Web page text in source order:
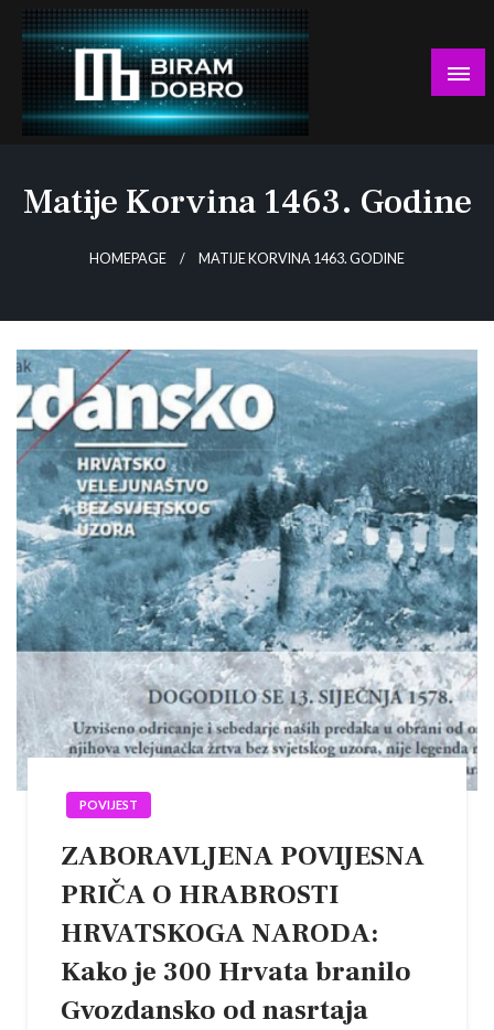
Skip
content
Matije Korvina 1463. Godine
HOMEPAGE MATIJE KORVINA 1463. GODINE
POVIJEST
ZABORAVLJENA POVIJESNA
PRIČA O HRABROSTI
HRVATSKOGA NARODA:
Kako je 300 Hrvata branilo
Gvozdansko od nasrtaja